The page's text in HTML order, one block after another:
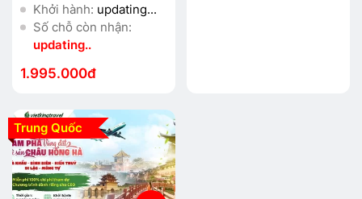
Khởi hành: updating...
Số chỗ còn nhận:
updating..
1.995.000đ
Trung Quốc